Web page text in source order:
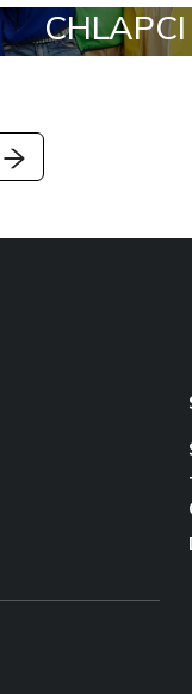
CHLAPCI